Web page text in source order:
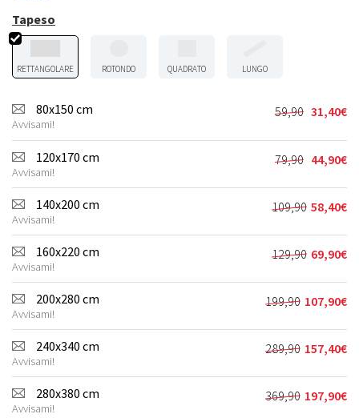
Tapeso
RETTANGOLARE ROTONDO QUADRATO LUNGO
80x150 cm
Avvisami!
59,90
Il
prezzo
originale
era:
59,90€.
31,40€
Il
prezzo
attuale
è:
31,40€.
120x170 cm
Avvisami!
79,90
Il
prezzo
originale
era:
79,90€.
44,90€
Il
prezzo
attuale
è:
44,90€.
140x200 cm
Avvisami!
109,90
Il
prezzo
originale
era:
109,90€.
58,40€
Il
prezzo
attuale
è:
58,40€.
160x220 cm
Avvisami!
129,90
Il
prezzo
originale
era:
129,90€.
69,90€
Il
prezzo
attuale
è:
69,90€.
200x280 cm
Avvisami!
199,90
Il
prezzo
originale
era:
199,90€.
107,90€
Il
prezzo
attuale
è:
107,90€.
240x340 cm
Avvisami!
289,90
Il
prezzo
originale
era:
157,40€
Il
prezzo
attuale
è:
280x380 cm
Avvisami!
369,90
Il 197,90€
Il